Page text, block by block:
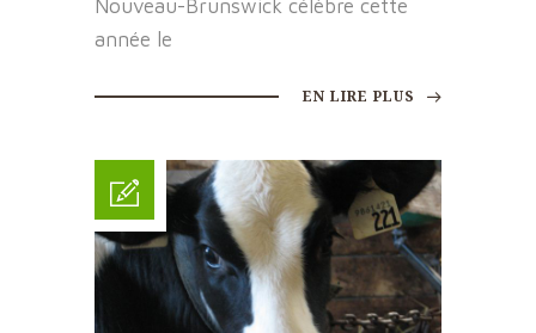
Nouveau-Brunswick célèbre cette
année le
EN LIRE PLUS